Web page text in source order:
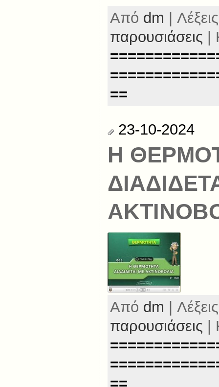
Από dm |
παρουσιάσεις |
==
23-10-2024
Η
Από dm |
παρουσιάσεις |
==